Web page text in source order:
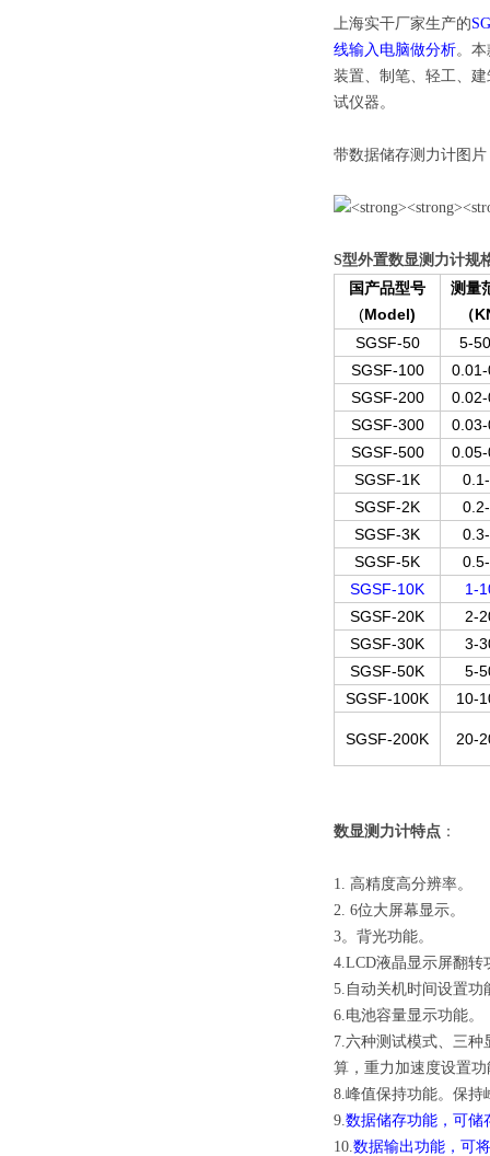
上海实干厂家生产的
线输入电脑做分析。
装置、制笔、轻工、
试仪器。
带数据储存测力计图片
S型外置数显测力计规
国产品型号
(Model)
测量
（
SGSF-50
5-
SGSF-100
SGSF-200
SGSF-300
SGSF-500
SGSF-1K
SGSF-2K
SGSF-3K
SGSF-5K
SGSF-10K
1-
SGSF-20K
2-
SGSF-30K
3-
SGSF-50K
5-
SGSF-100K
10-
SGSF-200K 20-
数显测力计特点 ：
1. 高精度高分辨率。
2. 6位大屏幕显示。
3。背光功能。
4.LCD液晶显示屏翻转
5.自动关机时间设置功
6.电池容量显示功能。
7.六种测试模式、三
算，重力加速度设置
8.峰值保持功能。保持
9.数据储存功能，可储
10.数据输出功能，可